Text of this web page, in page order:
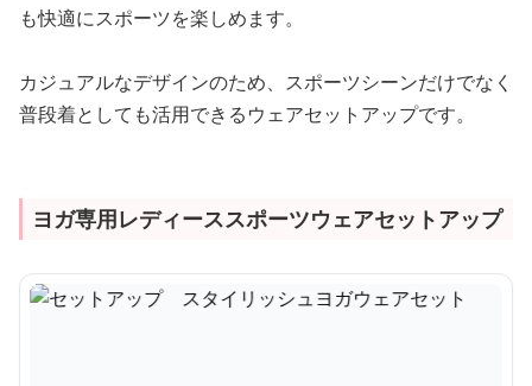
も快適にスポーツを楽しめます。
カジュアルなデザインのため、スポーツシーンだけでなく
普段着としても活用できるウェアセットアップです。
ヨガ専用レディーススポーツウェアセットアップ